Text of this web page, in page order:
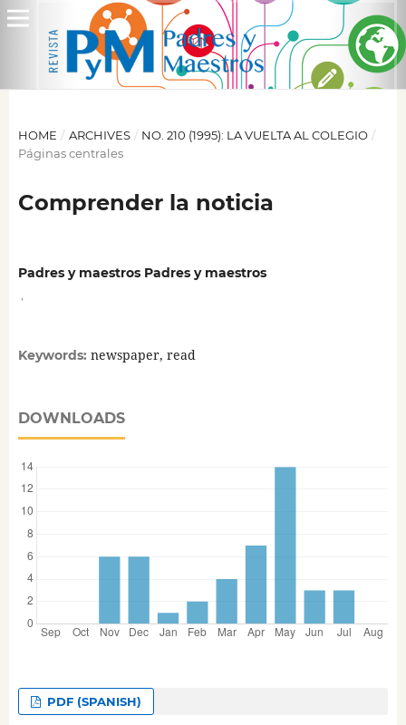
HOME / ARCHIVES / NO. 210 (1995): LA VUELTA AL COLEGIO /
Páginas centrales
Comprender la noticia
Padres y maestros Padres y maestros
Keywords: newspaper, read
DOWNLOADS
PDF (SPANISH)